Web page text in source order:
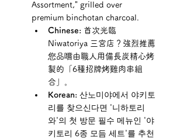
Assortment," grilled over
premium binchotan charcoal.
Chinese: 首次光臨
Niwatoriya 三宮店？強烈推薦
您品嚐由職人用備長炭精心烤
製的「6種招牌烤雞肉串組
合」。
Korean: 산노미야에서 야키토
리를 찾으신다면 '니하토리
와'의 첫 방문 필수 메뉴인 '야
키토리 6종 모듬 세트'를 추천